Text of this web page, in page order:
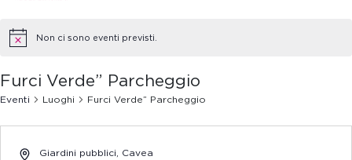
Non ci sono eventi previsti.
Furci Verde” Parcheggio
Eventi Luoghi Furci Verde” Parcheggio
Giardini pubblici, Cavea